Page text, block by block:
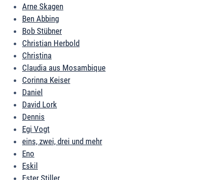
Arne Skagen
Ben Abbing
Bob Stübner
Christian Herbold
Christina
Claudia aus Mosambique
Corinna Keiser
Daniel
David Lork
Dennis
Egi Vogt
eins, zwei, drei und mehr
Eno
Eskil